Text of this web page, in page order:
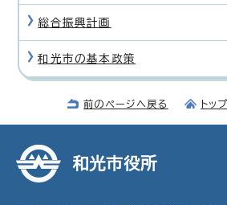
総合振興計画
和光市の基本政策
前のページへ戻る トッ
和光市役所